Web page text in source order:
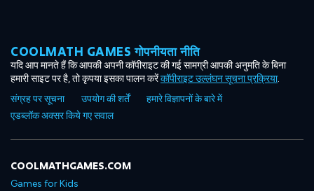
COOLMATH GAMES गोपनीयता नीति
यदि आप मानते हैं कि आपकी अपनी कॉपीराइट की गई सामग्री आपकी अनुमति के बिना
हमारी साइट पर है, तो कृपया इसका पालन करेंकॉपीराइट उल्लंघन सूचना प्रक्रिया.
संग्रह पर सूचना
उपयोग की शर्तें
हमारे विज्ञापनों के बारे में
एडब्लॉक अक्सर किये गए सवाल
COOLMATHGAMES.COM
Games for Kids